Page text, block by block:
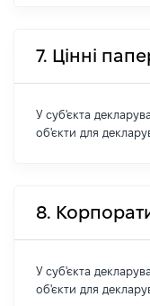
7. Цінні
У суб'єкта
об'єкти для
8.
У суб'єкта
об'єкти для